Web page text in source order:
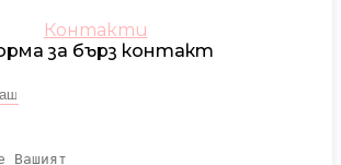
Контакти
за бърз контакт